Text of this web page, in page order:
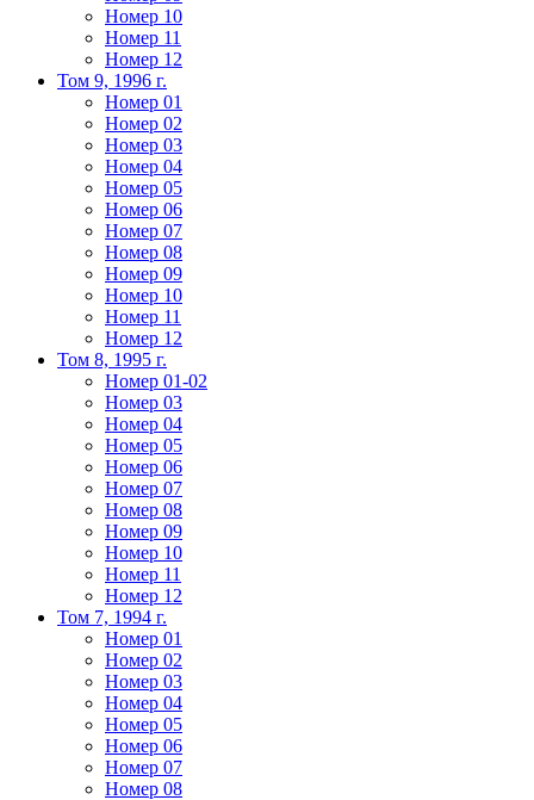
Номер 10
Номер 11
Номер 12
Том 9, 1996 г.
Номер 01
Номер 02
Номер 03
Номер 04
Номер 05
Номер 06
Номер 07
Номер 08
Номер 09
Номер 10
Номер 11
Номер 12
Том 8, 1995 г.
Номер 01-02
Номер 03
Номер 04
Номер 05
Номер 06
Номер 07
Номер 08
Номер 09
Номер 10
Номер 11
Номер 12
Том 7, 1994 г.
Номер 01
Номер 02
Номер 03
Номер 04
Номер 05
Номер 06
Номер 07
Номер 08